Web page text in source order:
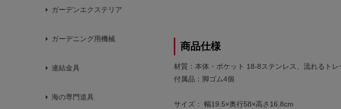
ガーデンエクステリア
ガーデニング用機械
連結金具
海の専門道具
商品仕様
材質：本体・ポケット 18-8ステンレス、流れるト
付属品：脚ゴム4個
サイズ： 幅19.5×奥行58×高さ16.8cm